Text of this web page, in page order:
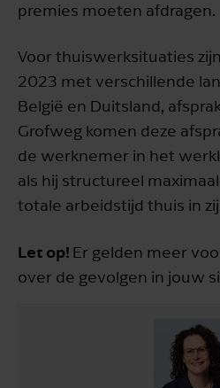
premies moeten afdragen.
Voor thuiswerksituaties
2023 met verschillende
België en Duitsland,
Grofweg komen deze
de werknemer in het
als hij structureel
totale arbeidstijd thuis in
Let op! Er gelden meer
over de gevolgen in jouw